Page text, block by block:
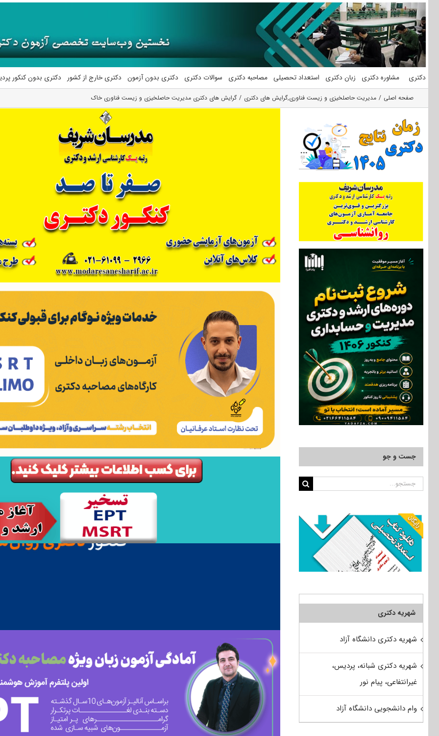
محتوا
دکتری مشاوره دکتری زبان دکتری استعداد تحصیلی مصاحبه دکتری سوالات دکتری دکتری بدون آزمون دکتری خارج از کشور دکتری بدون کنکور
صفحه اصلی مدیریت حاصلخیزی و زیست فناوری,گرایش های دکتری گرایش های دکتری ﻣﺪﻳﺮﻳﺖ حاصلخیزی و زﻳﺴﺖ ﻓﻨﺎوری ﺧﺎک
جست و جو
جستجو
شهریه دکتری
شهریه دکتری دانشگاه آزاد
شهریه دکتری شبانه، پردیس،
غیرانتفاعی، پیام نور
وام دانشجویی دانشگاه آزاد